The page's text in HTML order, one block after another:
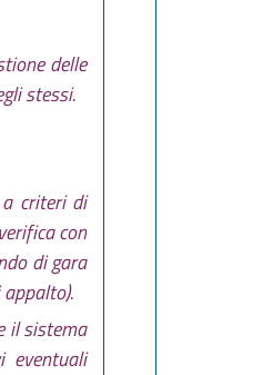
delle
stessi.
criteri di
con
di gara
il sistema
eventuali